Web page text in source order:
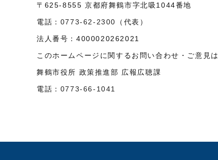
〒625-8555 京都府舞鶴市字北吸1044番地
電話： 0773-62-2300 （代表）
法人番号： 4000020262021
このホームページに関するお問い合わせ・ご意見は
舞鶴市役所 政策推進部 広報広聴課
電話： 0773-66-1041